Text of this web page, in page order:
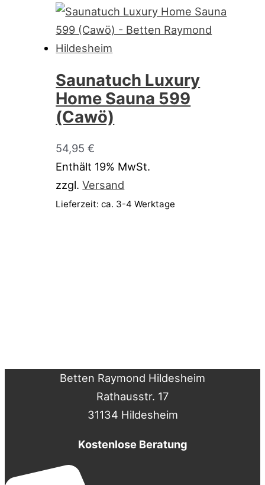
Saunatuch Luxury
Home Sauna 599
(Cawö)
54,95€
Enthält 19% MwSt.
zzgl.Versand
Lieferzeit: ca. 3-4 Werktage
Betten Raymond Hildesheim
Rathausstr. 17
31134 Hildesheim
Kostenlose Beratung